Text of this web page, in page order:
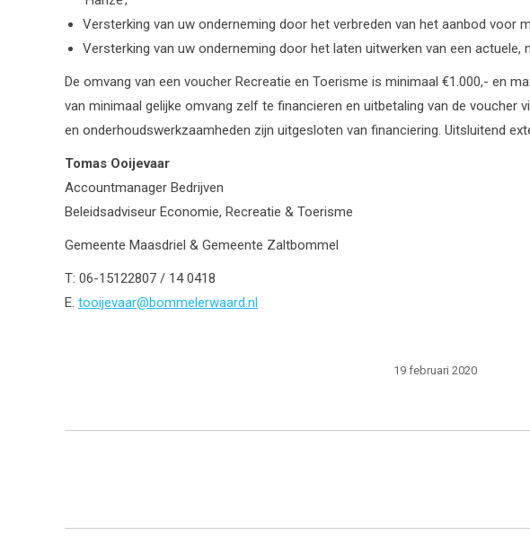
Versterking van uw onderneming door het verbreden van het aanbod voor
Versterking van uw onderneming door het laten uitwerken van een actuele,
De omvang van een voucher Recreatie en Toerisme is minimaal €1.000,- en
van minimaal gelijke omvang zelf te financieren en uitbetaling van de voucher
en onderhoudswerkzaamheden zijn uitgesloten van financiering. Uitsluitend
Tomas Ooijevaar
Accountmanager Bedrijven
Beleidsadviseur Economie, Recreatie & Toerisme
Gemeente Maasdriel & Gemeente Zaltbommel
T: 06-15122807 / 14 0418
E. tooijevaar@bommelerwaard.nl
19 februari 2020